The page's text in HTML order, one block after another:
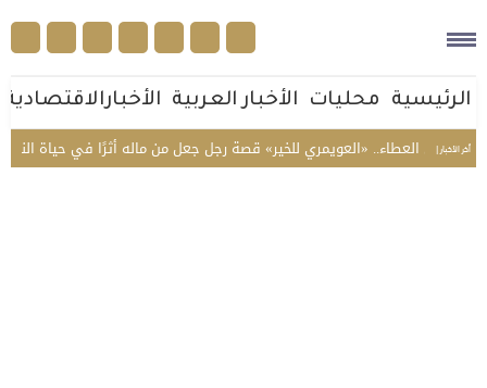
الرئيسية محليات الأخبار العربية الأخبارالاقتصادية
أخر الأخبار |